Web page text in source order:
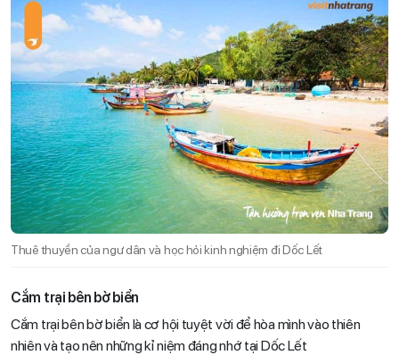
Thuê thuyền của ngư dân và học hỏi kinh nghiệm đi Dốc Lết
Cắm trại bên bờ biển
Cắm trại bên bờ biển là cơ hội tuyệt vời để hòa mình vào thiên
nhiên và tạo nên những kỉ niệm đáng nhớ tại Dốc Lết